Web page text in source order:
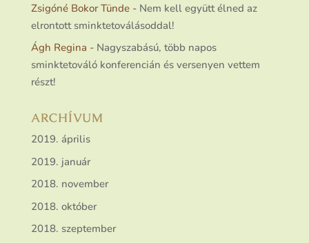
Zsigóné Bokor Tünde- Nem kell együtt élned az
elrontott sminktetoválásoddal!
Ágh Regina - Nagyszabású, több napos
sminktetováló konferencián és versenyen vettem
részt!
ARCHÍVUM
2019. április
2019. január
2018. november
2018. október
2018. szeptember